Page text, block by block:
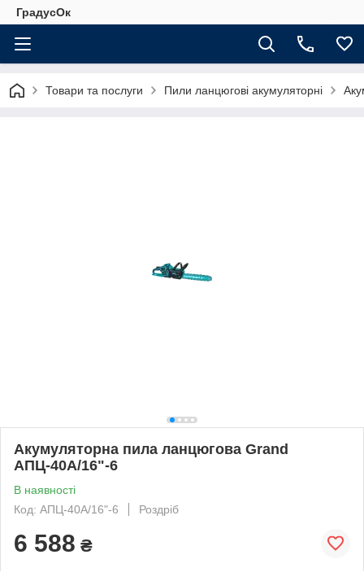
ГрадусОк
Товари та послуги Пили ланцюгові акумуляторні
Акумуляторна пила ланцюгова Grand
АПЦ-40А/16"-6
В наявності
Код: АПЦ-40А/16"-6
Роздріб
6 588 ₴